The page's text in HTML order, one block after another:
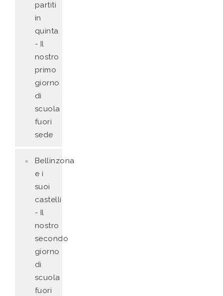
partiti
in
quinta
- Il
nostro
primo
giorno
di
scuola
fuori
sede
Bellinzona
e i
suoi
castelli
- Il
nostro
secondo
giorno
di
scuola
fuori